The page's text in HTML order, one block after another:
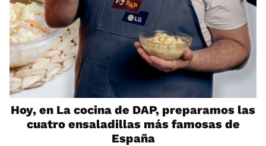
Hoy, en La cocina de DAP, preparamos las
cuatro ensaladillas más famosas de
España